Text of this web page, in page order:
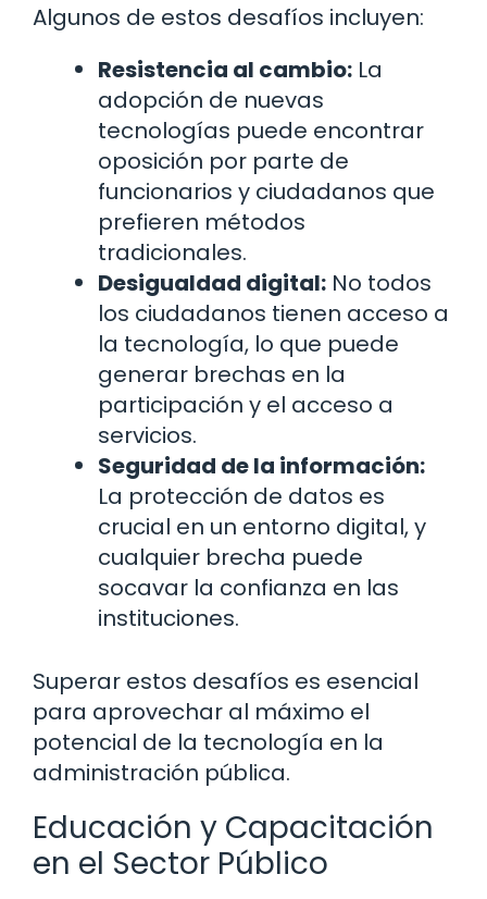
Algunos de estos desafíos incluyen:
Resistencia al cambio: La
adopción de nuevas
tecnologías puede encontrar
oposición por parte de
funcionarios y ciudadanos que
prefieren métodos
tradicionales.
Desigualdad digital: No todos
los ciudadanos tienen acceso a
la tecnología, lo que puede
generar brechas en la
participación y el acceso a
servicios.
Seguridad de la información:
La protección de datos es
crucial en un entorno digital, y
cualquier brecha puede
socavar la confianza en las
instituciones.
Superar estos desafíos es esencial
para aprovechar al máximo el
potencial de la tecnología en la
administración pública.
Educación y Capacitación
en el Sector Público